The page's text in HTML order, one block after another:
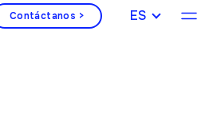
ESPAÑOL
Contáctanos >